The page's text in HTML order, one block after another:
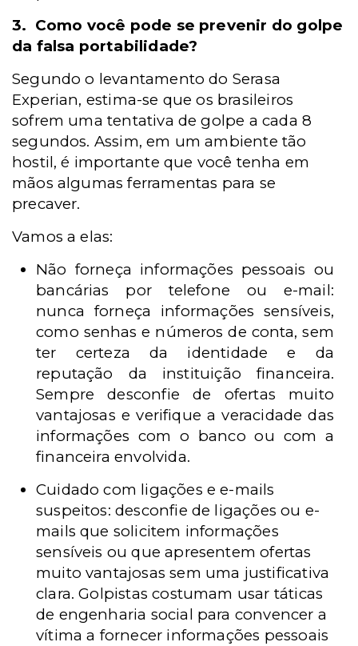
3. Como você pode se prevenir do golpe
da falsa portabilidade?
Segundo o levantamento do Serasa
Experian, estima-se que os brasileiros
sofrem uma tentativa de golpe a cada 8
segundos. Assim, em um ambiente tão
hostil, é importante que você tenha em
mãos algumas ferramentas para se
precaver.
Vamos a elas:
Não forneça informações pessoais ou
bancárias por telefone ou e-mail:
nunca forneça informações sensíveis,
como senhas e números de conta, sem
ter certeza da identidade e da
reputação da instituição financeira.
Sempre desconfie de ofertas muito
vantajosas e verifique a veracidade das
informações com o banco ou com a
financeira envolvida.
Cuidado com ligações e e-mails
suspeitos: desconfie de ligações ou e-
mails que solicitem informações
sensíveis ou que apresentem ofertas
muito vantajosas sem uma justificativa
clara. Golpistas costumam usar táticas
de engenharia social para convencer a
vítima a fornecer informações pessoais